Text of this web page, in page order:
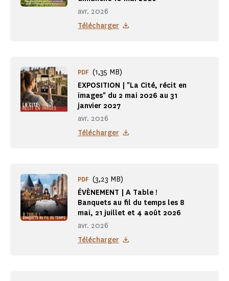
avr. 2026
Télécharger
EXPOSITION | "La Cité, récit en
images" du 2 mai 2026 au 31
janvier 2027
avr. 2026
PDF (1,35 MB)
Télécharger
ÉVÈNEMENT | A Table !
Banquets au fil du temps les 8
mai, 21 juillet et 4 août 2026
avr. 2026
PDF (3,23 MB)
Télécharger